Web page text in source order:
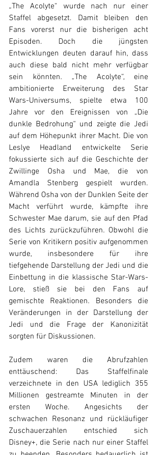
„The Acolyte“ wurde nach nur einer
Staffel abgesetzt. Damit bleiben den
Fans vorerst nur die bisherigen acht
Episoden. Doch die jüngsten
Entwicklungen deuten darauf hin, dass
auch diese bald nicht mehr verfügbar
sein könnten. „The Acolyte“, eine
ambitionierte Erweiterung des Star
Wars-Universums, spielte etwa 100
Jahre vor den Ereignissen von „Die
dunkle Bedrohung“ und zeigte die Jedi
auf dem Höhepunkt ihrer Macht. Die von
Leslye Headland entwickelte Serie
fokussierte sich auf die Geschichte der
Zwillinge Osha und Mae, die von
Amandla Stenberg gespielt wurden.
Während Osha von der Dunklen Seite der
Macht verführt wurde, kämpfte ihre
Schwester Mae darum, sie auf den Pfad
des Lichts zurückzuführen. Obwohl die
Serie von Kritikern positiv aufgenommen
wurde, insbesondere für ihre
tiefgehende Darstellung der Jedi und die
Einbettung in die klassische Star-Wars-
Lore, stieß sie bei den Fans auf
gemischte Reaktionen. Besonders die
Veränderungen in der Darstellung der
Jedi und die Frage der Kanonizität
sorgten für Diskussionen.
Zudem waren die Abrufzahlen
enttäuschend: Das Staffelfinale
verzeichnete in den USA lediglich 355
Millionen gestreamte Minuten in der
ersten Woche. Angesichts der
schwachen Resonanz und rückläufiger
Zuschauerzahlen entschied sich
Disney+, die Serie nach nur einer Staffel